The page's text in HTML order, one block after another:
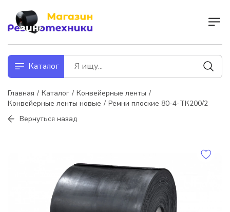
Каталог
Главная Каталог
Конвейерные ленты
Конвейерные ленты новые
Ремни плоские 80-4-ТК200/2
Вернуться назад